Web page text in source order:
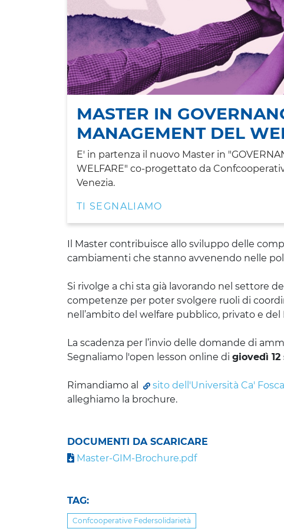
MASTER IN
MANAGEMENT DEL
E' in partenza il nuovo Master in
WELFARE" co-progettato da
Venezia.
TI SEGNALIAMO
Il Master contribuisce allo sviluppo delle
cambiamenti che stanno avvenendo nelle
Si rivolge a chi sta già lavorando nel settore
competenze per poter svolgere ruoli di
nell’ambito del welfare pubblico, privato e del
La scadenza per l’invio delle domande di
Segnaliamo l'open lesson online di giovedì
Rimandiamo al sito dell'Università Ca'
alleghiamo la brochure.
DOCUMENTI DA SCARICARE
Master-GIM-Brochure.pdf
TAG:
Confcooperative Federsolidarietà